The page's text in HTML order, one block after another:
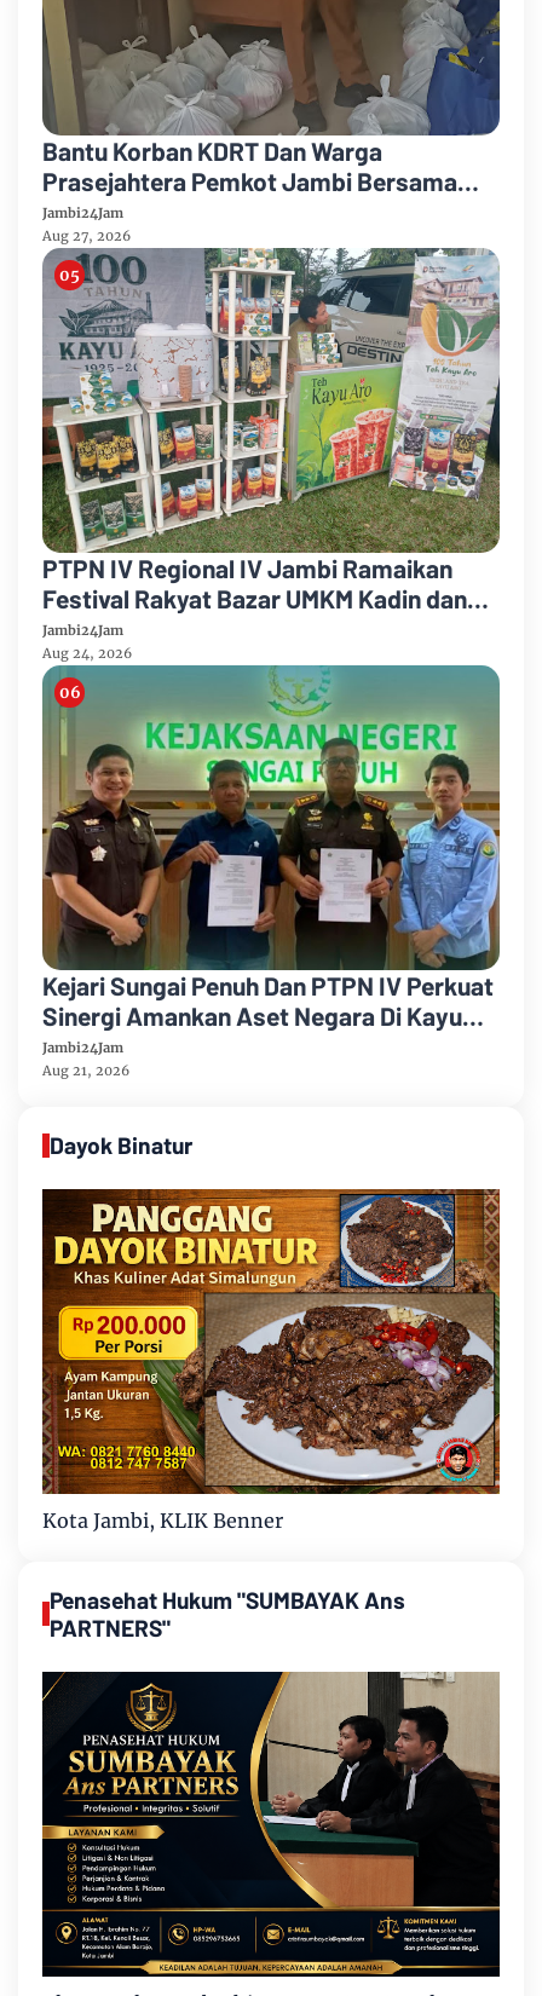
Bantu Korban KDRT Dan Warga
Prasejahtera Pemkot Jambi Bersama
PTPN IV Regional IV Salurkan Paket
Sembako
Jambi24Jam
Aug 27, 2026
PTPN IV Regional IV Jambi Ramaikan
Festival Rakyat Bazar UMKM Kadin dan
Korem 042/Garuda Putih
Jambi24Jam
Aug 24, 2026
Kejari Sungai Penuh Dan PTPN IV Perkuat
Sinergi Amankan Aset Negara Di Kayu
Aro
Jambi24Jam
Aug 21, 2026
Dayok Binatur
Kota Jambi, KLIK Benner
Penasehat Hukum "SUMBAYAK Ans
PARTNERS"